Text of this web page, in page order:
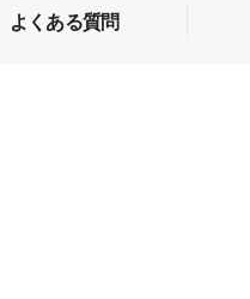
よくある質問